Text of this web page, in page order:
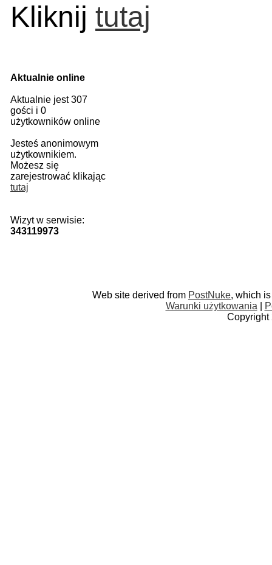
Kliknij tutaj
Aktualnie online
Aktualnie jest 307
gości i 0
użytkowników online
Jesteś anonimowym
użytkownikiem.
Możesz się
zarejestrować klikając
tutaj
Wizyt w serwisie:
343119973
Web site derived from PostNuke, which
Warunki użytkowania
Copyright